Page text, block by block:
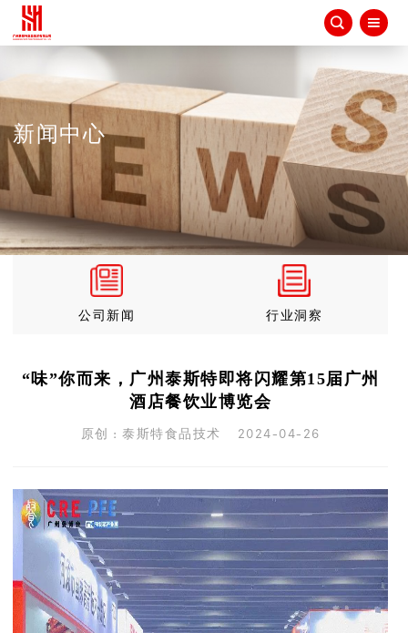
 
新闻中心
公司新闻 行业洞察
“味”你而来，广州泰斯特即将闪耀第15届广州
酒店餐饮业博览会
原创 : 泰斯特食品技术 2024-04-26